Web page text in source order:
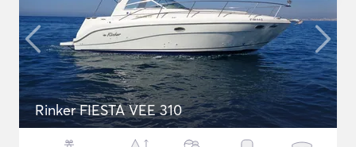
Rinker FIESTA VEE 310